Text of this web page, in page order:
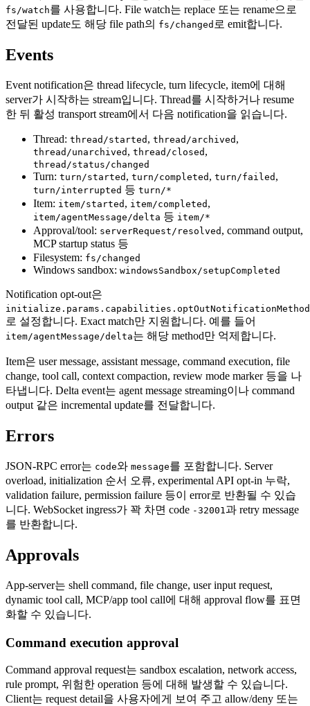
fs/watch를 사용합니다. File watch는 replace 또는 rename으로
전달된 update도 해당 file path의 fs/changed 로 emit합니다.
Events
Event notification은 thread lifecycle, turn lifecycle, item에 대해
server가 시작하는 stream입니다. Thread를 시작하거나 resume
한 뒤 활성 transport stream에서 다음 notification을 읽습니다.
Thread: thread/started , thread/archived ,
thread/unarchived , thread/closed ,
thread/status/changed
Turn: turn/started , turn/completed , turn/failed ,
turn/interrupted 등 turn/*
Item: item/started , item/completed ,
item/agentMessage/delta 등 item/*
Approval/tool: serverRequest/resolved , command output,
MCP startup status 등
Filesystem: fs/changed
Windows sandbox: windowsSandbox/setupCompleted
Notification opt-out은
로 설정합니다. Exact match만 지원합니다. 예를 들어
item/agentMessage/delta는 해당 method만 억제합니다.
Item은 user message, assistant message, command execution, file
change, tool call, context compaction, review mode marker 등을 나
타냅니다. Delta event는 agent message streaming이나 command
output 같은 incremental update를 전달합니다.
Errors
JSON-RPC error는 code와 message를 포함합니다. Server
overload, initialization 순서 오류, experimental API opt-in 누락,
validation failure, permission failure 등이 error로 반환될 수 있습
니다. WebSocket ingress가 꽉 차면 code -32001과 retry message
를 반환합니다.
Approvals
App-server는 shell command, file change, user input request,
dynamic tool call, MCP/app tool call에 대해 approval flow를 표면
화할 수 있습니다.
Command execution approval
Command approval request는 sandbox escalation, network access,
rule prompt, 위험한 operation 등에 대해 발생할 수 있습니다.
Client는 request detail을 사용자에게 보여 주고 allow/deny 또는